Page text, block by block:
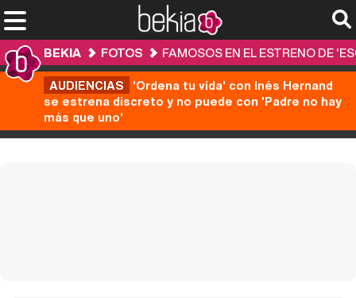
BEKIA FOTOS
FAMOSOS EN EL ESTRENO DE
AUDIENCIAS 'Ordena tu vida' con Inés Hernand
se estrena discreto y no puede con 'Padre no hay
más que uno'